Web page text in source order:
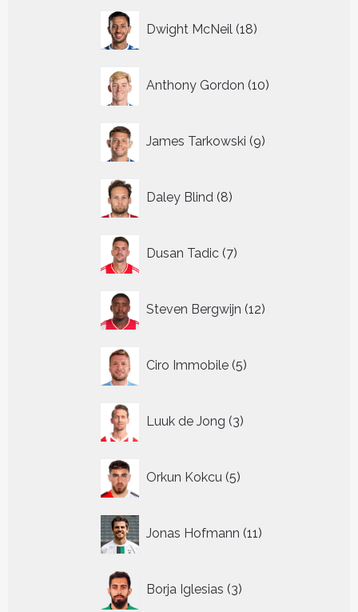
Dwight McNeil 18
producten
Anthony Gordon 10
producten
James Tarkowski 9
producten
Daley Blind 8
producten
Dusan Tadic 7
producten
Steven Bergwijn 12
producten
Ciro Immobile 5
producten
Luuk de Jong 3
producten
Orkun Kokcu 5
producten
Jonas Hofmann 11
producten
Borja Iglesias 3
producten